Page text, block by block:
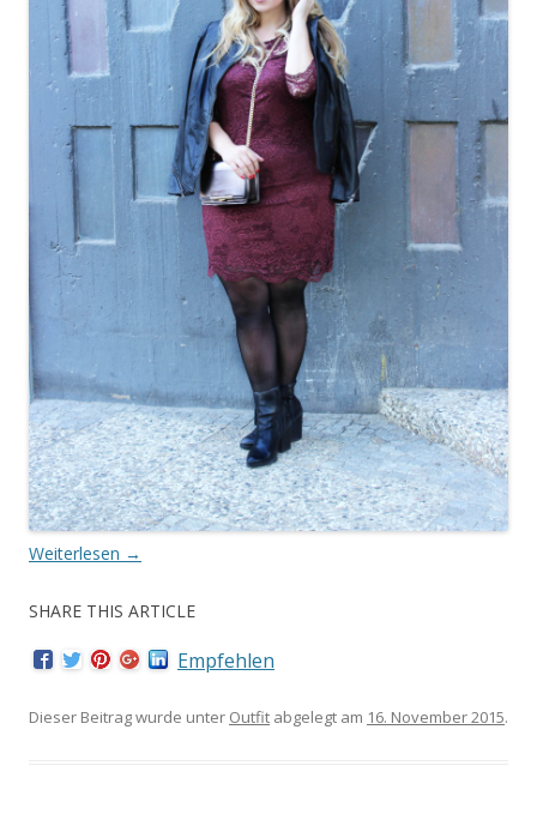
Weiterlesen →
SHARE THIS ARTICLE
Empfehlen
Dieser Beitrag wurde unter Outfit abgelegt am 16. November 2015.